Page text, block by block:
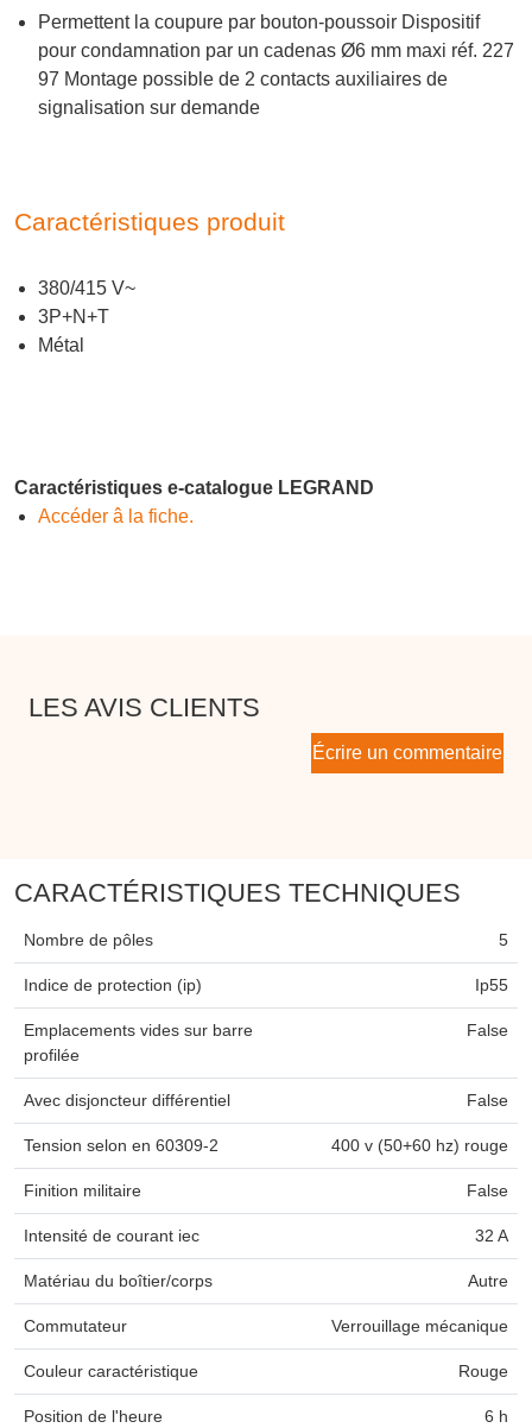
Permettent la coupure par bouton-poussoir Dispositif
pour condamnation par un cadenas Ø6 mm maxi réf. 227
97 Montage possible de 2 contacts auxiliaires de
signalisation sur demande
Caractéristiques produit
380/415 V~
3P+N+T
Métal
Caractéristiques e-catalogue LEGRAND
Accéder â la fiche.
LES AVIS CLIENTS
Écrire un commentaire
CARACTÉRISTIQUES TECHNIQUES
Nombre de pôles 5
Indice de protection (ip) Ip55
Emplacements vides sur barre
profilée
False
Avec disjoncteur différentiel False
Tension selon en 60309-2 400 v (50+60 hz) rouge
Finition militaire False
Intensité de courant iec 32 A
Matériau du boîtier/corps Autre
Commutateur Verrouillage mécanique
Couleur caractéristique Rouge
Position de l'heure 6 h